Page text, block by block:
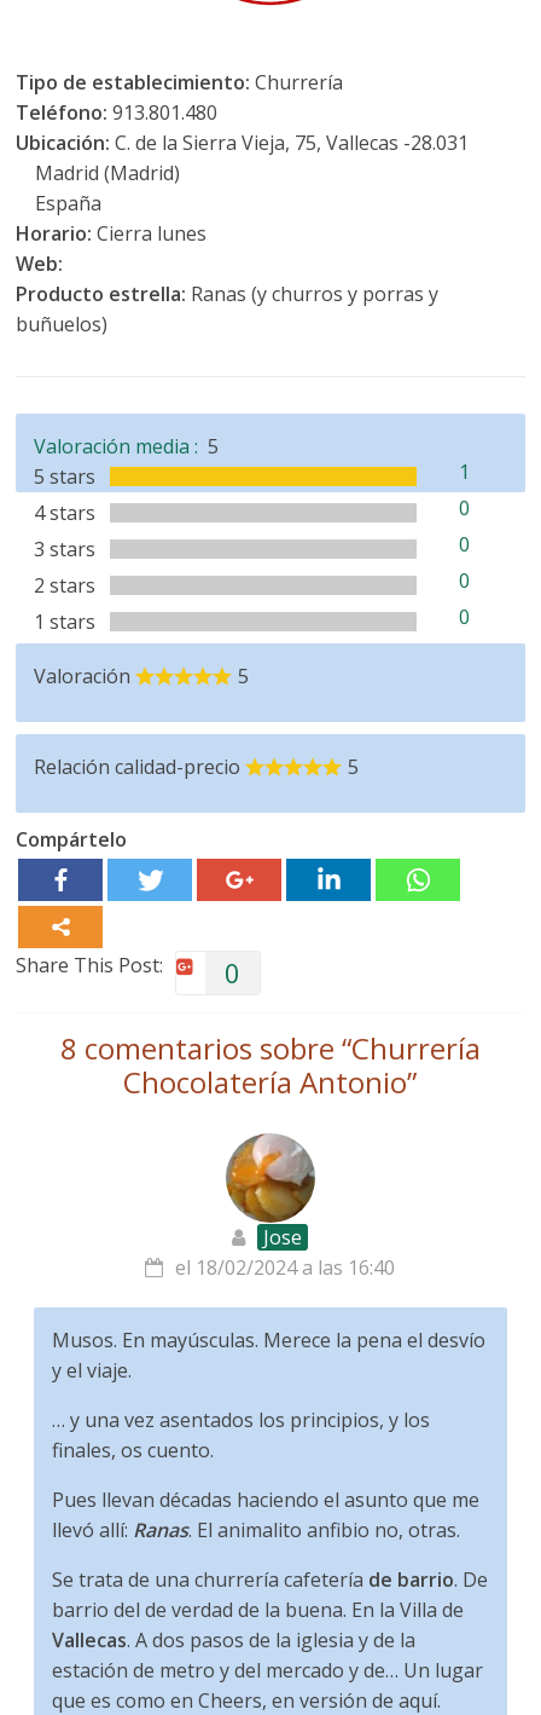
Tipo de establecimiento:Churrería
Teléfono:913.801.480
Ubicación:C. de la Sierra Vieja, 75, Vallecas -28.031
Madrid (Madrid)
España
Horario:Cierra lunes
Web:
Producto estrella: Ranas (y churros y porras y
buñuelos)
Valoración media :
5 stars
1
4 stars
0
3 stars
0
2 stars
0
1 stars
0
5
Valoración 5
Relación calidad-precio 5
Compártelo
Share This Post: 0
8 comentarios sobre “Churrería
Chocolatería Antonio”
Jose
el 18/02/2024 a las 16:40
Musos. En mayúsculas. Merece la pena el desvío
y el viaje.
… y una vez asentados los principios, y los
finales, os cuento.
Pues llevan décadas haciendo el asunto que me
llevó allí: Ranas. El animalito anfibio no, otras.
Se trata de una churrería cafetería de barrio. De
barrio del de verdad de la buena. En la Villa de
Vallecas. A dos pasos de la iglesia y de la
estación de metro y del mercado y de… Un lugar
que es como en Cheers, en versión de aquí.